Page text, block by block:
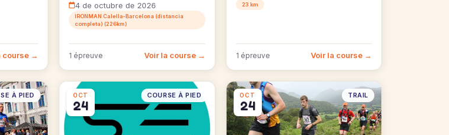
course →
4 de octubre de 2026
IRONMAN Calella-Barcelona (distancia
completa) (226km)
1 épreuve Voir la course →
23 km
1 épreuve Voir la course →
À PIED OCT
24
COURSE À PIED OCT
24
TRAIL